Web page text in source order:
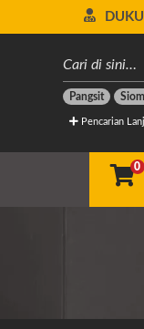
Pangsit
Pencarian
0